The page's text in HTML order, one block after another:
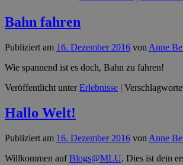
Bahn fahren
Publiziert am 16. Dezember 2016 von Anne
Wie spannend ist es doch, Bahn zu fahren!
Veröffentlicht unter Erlebnisse |
Hallo Welt!
Publiziert am 16. Dezember 2016 von Anne
Willkommen aufBlogs@MLU. Dies ist dein